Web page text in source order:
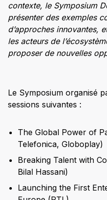
contexte, le Symposium
présenter des exemples
d’approches innovantes,
les acteurs de
proposer de nouvelles
Le Symposium organisé
sessions suivantes :
The Global Power of
Telefonica, Globoplay)
Breaking Talent with
Bilal Hassani)
Launching the First